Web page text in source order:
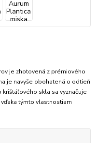
je zhotovená z prémiového
je navyše obohatená o odtieň
skla sa vyznačuje
týmto vlastnostiam